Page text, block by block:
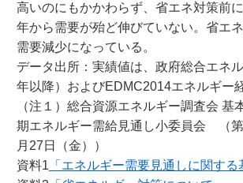
高いのにもかかわらず、省エネ対策前
年から需要が殆ど伸びていない。省エ
需要減少になっている。
データ出所：実績値は、政府総合エネ
年以降）およびEDMC2014エネルギー
（注１）総合資源エネルギー調査会
期エネルギー需給見通し小委員会 （
月27日（金））
資料1 「エネルギー需要見通しに関する